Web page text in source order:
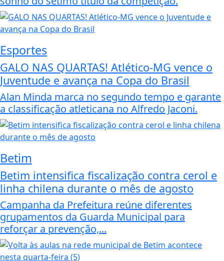
Esportes
GALO NAS QUARTAS! Atlético-MG vence o
Juventude e avança na Copa do Brasil
Alan Minda marca no segundo tempo e garante
a classificação atleticana no Alfredo Jaconi.
Betim
Betim intensifica fiscalização contra cerol e
linha chilena durante o mês de agosto
Campanha da Prefeitura reúne diferentes
grupamentos da Guarda Municipal para
reforçar a prevenção,...